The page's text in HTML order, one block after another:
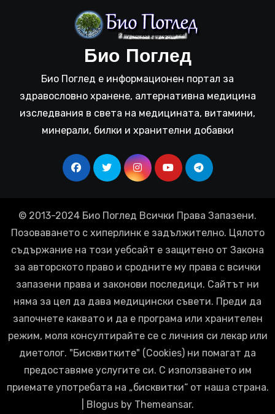
Био Поглед
Био Поглед е информационен портал за
здравословно хранене, алтернативна медицина
изследвания в света на медицината, витамини,
минерали, билки и хранителни добавки
© 2013-2024 Био Поглед Всички Права Запазени.
Позоваването с хиперлинк е задължително. Цялото
съдържание на този уебсайт е защитено от Закона
за авторското право и сродните му права с всички
запазени права и законови последици. Сайтът ни
няма за цел да дава медицински съвети. Преди да
започнете каквато и да е програма или хранителен
режим, моля консултирайте се с личния си лекар или
диетолог. "Бисквитките" (Cookies) ни помагат да
предоставяме услугите си. С използването им
приемате употребата на „бисквитки“ от наша страна.
Blogusby Themeansar.